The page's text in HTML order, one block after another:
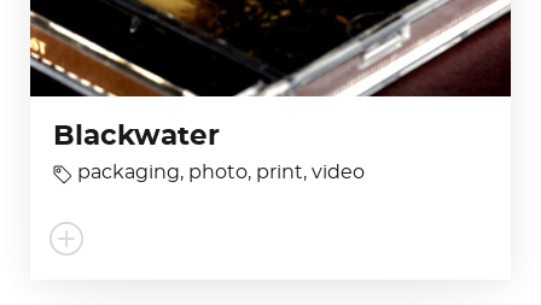
Blackwater
packaging, photo, print,video